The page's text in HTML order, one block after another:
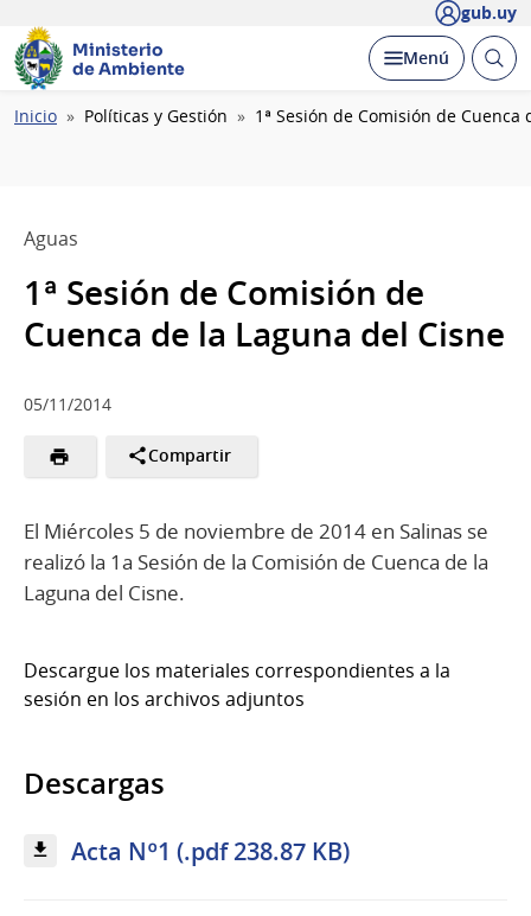
gub.uy
Ministerio
de Ambiente
Desplegar
Menú Abrir
Ruta
Inicio Políticas y Gestión 1ª Sesión de Comisión de Cuenca
Aguas
1ª Sesión de Comisión de
Cuenca de la Laguna del Cisne
05/11/2014
Compartir
El Miércoles 5 de noviembre de 2014 en Salinas se
realizó la 1a Sesión de la Comisión de Cuenca de la
Laguna del Cisne.
Descargue los materiales correspondientes a la
sesión en los archivos adjuntos
Descargas
Acta Nº1 (.pdf 238.87 KB)